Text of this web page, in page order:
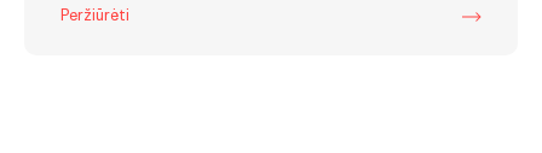
Peržiūrėti